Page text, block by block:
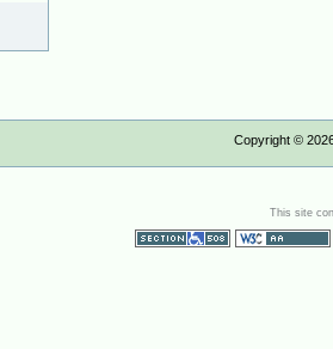
Copyright ©
This site